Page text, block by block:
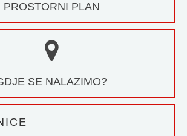
PROSTORNI PLAN
SE NALAZIMO?